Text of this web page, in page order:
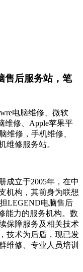
售后服务站，笔
电脑维修、微软
维修、Apple苹果平
维修，手机维修、
维修服务站。
成立于2005年，在中
机构，其前身为联想
LEGEND电脑售后
能力的服务机构。数
保障服务及相关技术
技术为后盾，现已发
维修、专业人员培训